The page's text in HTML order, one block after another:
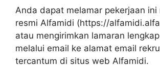
Anda dapat melamar pekerjaan ini
resmi Alfamidi (https://
atau mengirimkan lamaran
melalui email ke alamat email
tercantum di situs web Alfamidi.